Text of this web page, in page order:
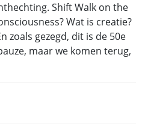
Shift Walk on the
Wat is creatie?
zoals gezegd, dit is de 50e
maar we komen terug,